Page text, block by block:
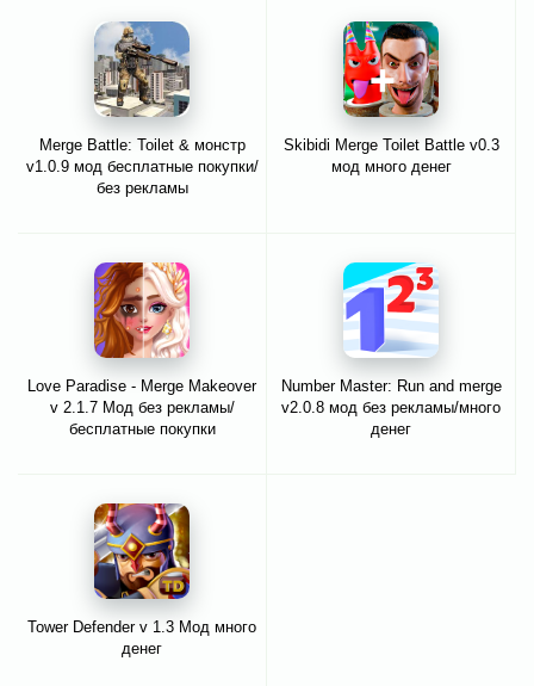
Merge Battle: Toilet & монстр
v1.0.9 мод бесплатные покупки/
без рекламы
Skibidi Merge Toilet Battle v0.3
мод много денег
Love Paradise - Merge Makeover
v 2.1.7 Мод без рекламы/
бесплатные покупки
Number Master: Run and merge
v2.0.8 мод без рекламы/много
денег
Tower Defender v 1.3 Мод много
денег